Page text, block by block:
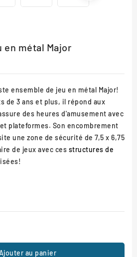
en métal Major
ensemble de jeu en métal Major!
de 3 ans et plus, il répond aux
des heures d'amusement avec
plateformes. Son encombrement
une zone de sécurité de 7,5 x 6,75
de jeux avec ces structures de
au panier